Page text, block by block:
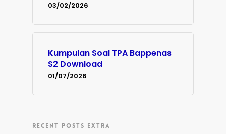
03/02/2026
Kumpulan Soal TPA Bappenas
S2 Download
01/07/2026
RECENT POSTS EXTRA